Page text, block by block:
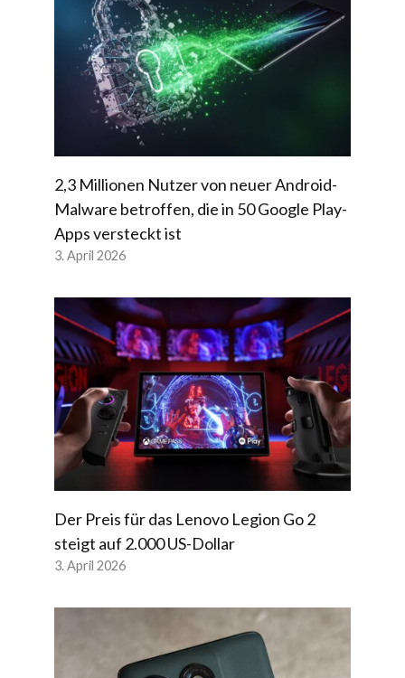
2,3 Millionen Nutzer von neuer Android-
Malware betroffen, die in 50 Google Play-
Apps versteckt ist
3. April 2026
Der Preis für das Lenovo Legion Go 2
steigt auf 2.000 US-Dollar
3. April 2026